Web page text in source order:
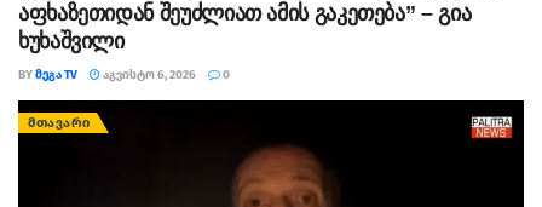
აფხაზეთიდან შეუძლიათ ამის გაკეთება” – გია
ხუხაშვილი
BYᲛᲔᲒᲐ TV ᲐᲒᲕᲘᲡᲢᲝ 6, 2026 0
ᲛᲗᲐᲕᲐᲠᲘ